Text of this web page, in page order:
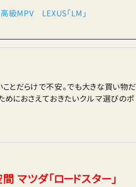
級MPV LEXUS「LM」
とだらけで不安。でも大きな買い物だ
めにおさえておきたいクルマ選びのポ
マツダ「ロードスター」